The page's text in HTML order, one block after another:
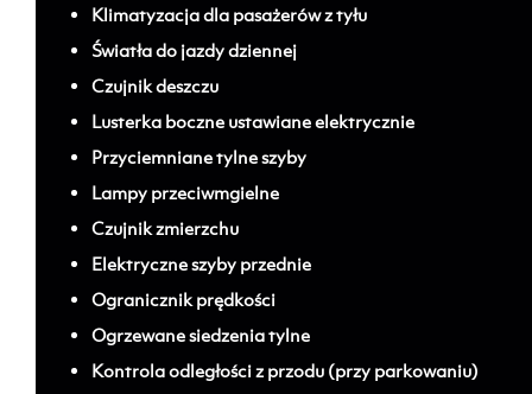
Klimatyzacja dla pasażerów z tyłu
Światła do jazdy dziennej
Czujnik deszczu
Lusterka boczne ustawiane elektrycznie
Przyciemniane tylne szyby
Lampy przeciwmgielne
Czujnik zmierzchu
Elektryczne szyby przednie
Ogranicznik prędkości
Ogrzewane siedzenia tylne
Kontrola odległości z przodu (przy parkowaniu)